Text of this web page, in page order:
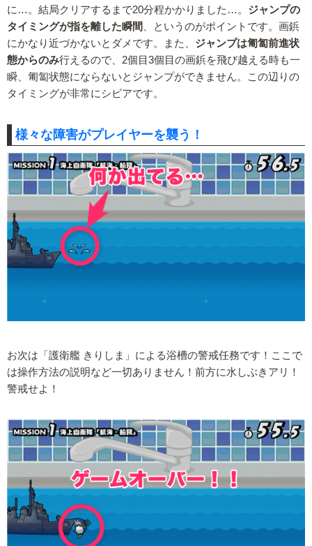
に…。結局クリアするまで20分程かかりました…。 ジャンプの
タイミングが指を離した瞬間
、というのがポイントです。画鋲
にかなり近づかないとダメです。また、 ジャンプは匍匐前進状
態からのみ行えるので、2個目3個目の画鋲を飛び越える時も一
瞬、匍匐状態にならないとジャンプができません。この辺りの
タイミングが非常にシビアです。
様々な障害がプレイヤーを襲う！
お次は「護衛艦 きりしま」による浴槽の警戒任務です！ここで
は操作方法の説明など一切ありません！前方に水しぶきアリ！
警戒せよ！